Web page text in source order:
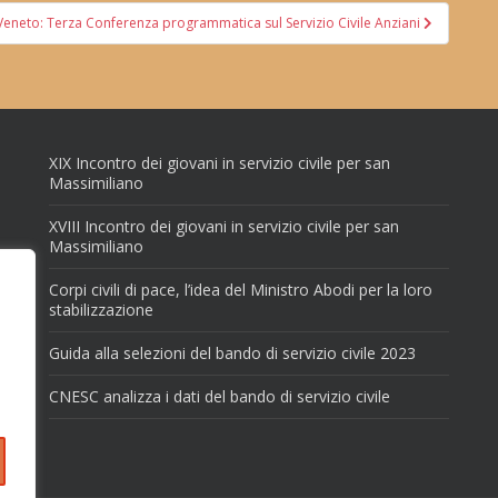
Terza Conferenza programmatica sul Servizio Civile Anziani
XIX Incontro dei giovani in servizio civile per san
Massimiliano
XVIII Incontro dei giovani in servizio civile per san
Massimiliano
Corpi civili di pace, l’idea del Ministro Abodi per la loro
stabilizzazione
Guida alla selezioni del bando di servizio civile 2023
CNESC analizza i dati del bando di servizio civile